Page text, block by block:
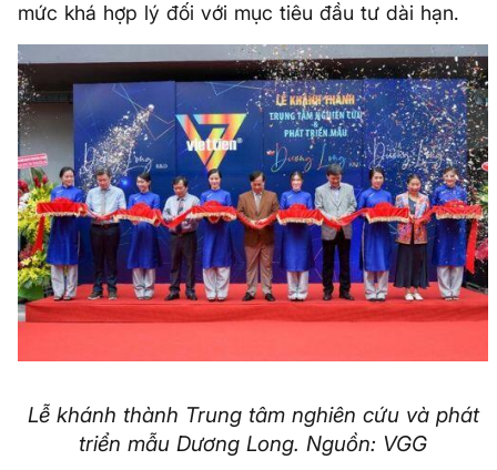
mức khá hợp lý đối với mục tiêu đầu tư dài hạn.
Lễ khánh thành Trung tâm nghiên cứu và phát
triển mẫu Dương Long. Nguồn: VGG